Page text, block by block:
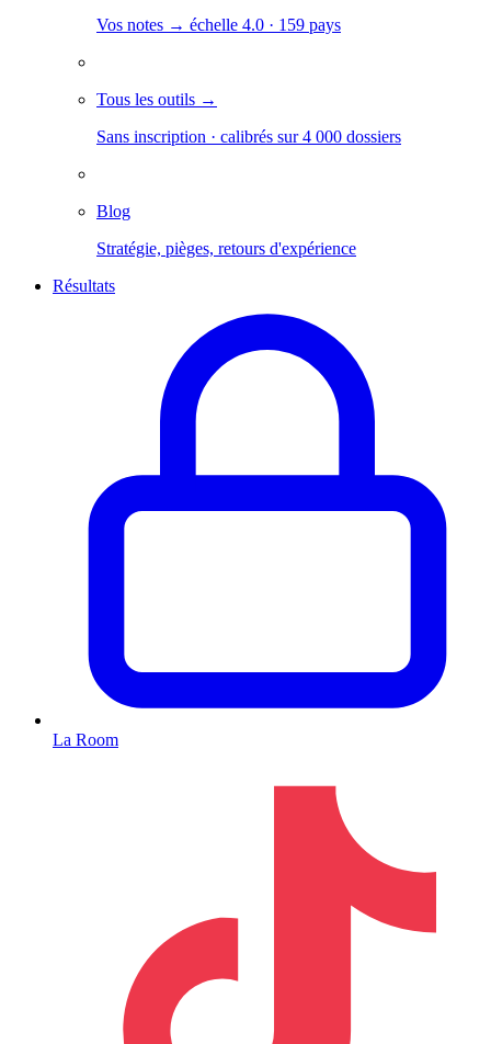
Vos notes → échelle 4.0 · 159 pays
Tous les outils →
Sans inscription · calibrés sur 4 000 dossiers
Blog
Stratégie, pièges, retours d'expérience
Résultats
La Room